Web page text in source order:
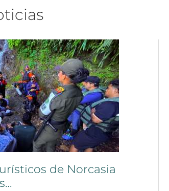
de Norcasia
s…